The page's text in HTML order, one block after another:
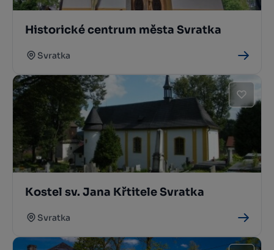
Historické centrum města Svratka
Svratka
Kostel sv. Jana Křtitele Svratka
Svratka